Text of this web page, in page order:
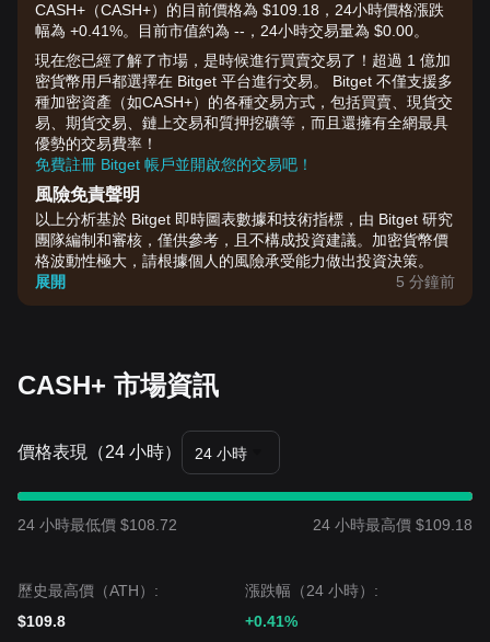
CASH+（CASH+）的目前價格為 $109.18，24小時價格漲跌
幅為 +0.41%。目前市值約為 --，24小時交易量為 $0.00。
現在您已經了解了市場，是時候進行買賣交易了！超過 1 億加
密貨幣用戶都選擇在 Bitget 平台進行交易。 Bitget 不僅支援多
種加密資產（如CASH+）的各種交易方式，包括買賣、現貨交
易、期貨交易、鏈上交易和質押挖礦等，而且還擁有全網最具
優勢的交易費率！
免費註冊 Bitget 帳戶並開啟您的交易吧！
風險免責聲明
以上分析基於 Bitget 即時圖表數據和技術指標，由 Bitget 研究
團隊編制和審核，僅供參考，且不構成投資建議。加密貨幣價
格波動性極大，請根據個人的風險承受能力做出投資決策。
展開
5 分鐘前
CASH+ 市場資訊
價格表現（24 小時） 24 小時
24 小時最低價 $108.72 24 小時最高價 $109.18
歷史最高價（ATH）:
$109.8
漲跌幅（24 小時）:
+0.41%